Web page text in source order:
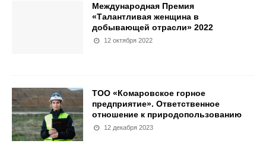
Международная Премия
«Талантливая женщина в
добывающей отрасли» 2022
12 октября 2022
ТОО «Комаровское горное
предприятие». Ответственное
отношение к природопользованию
12 декабря 2023